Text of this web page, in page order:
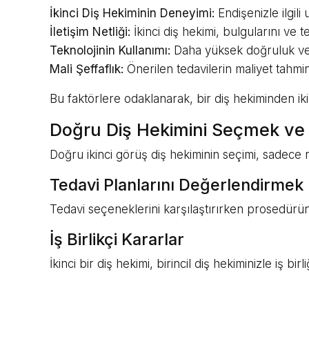
İkinci Diş Hekiminin Deneyimi: Endişenizle ilgili
İletişim Netliği: İkinci diş hekimi, bulgularını ve
Teknolojinin Kullanımı: Daha yüksek doğruluk
Mali Şeffaflık: Önerilen tedavilerin maliyet
Bu faktörlere odaklanarak, bir diş hekiminden
Doğru Diş Hekimini Seçmek ve
Doğru ikinci görüş diş hekiminin seçimi,
Tedavi Planlarını Değerlendirmek
Tedavi seçeneklerini karşılaştırırken
İş Birlikçi Kararlar
İkinci bir diş hekimi, birincil diş hekiminizle iş